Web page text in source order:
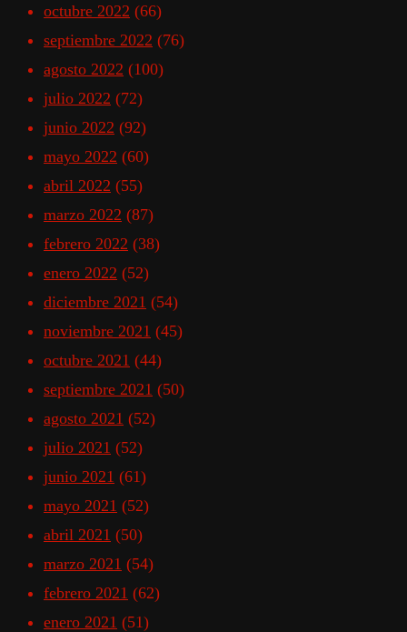
octubre 2022 (66)
septiembre 2022 (76)
agosto 2022 (100)
julio 2022 (72)
junio 2022 (92)
mayo 2022 (60)
abril 2022 (55)
marzo 2022 (87)
febrero 2022 (38)
enero 2022 (52)
diciembre 2021 (54)
noviembre 2021 (45)
octubre 2021 (44)
septiembre 2021 (50)
agosto 2021 (52)
julio 2021 (52)
junio 2021 (61)
mayo 2021 (52)
abril 2021 (50)
marzo 2021 (54)
febrero 2021 (62)
enero 2021 (51)